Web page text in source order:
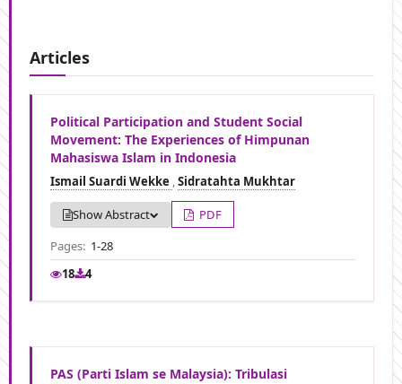
Articles
Political Participation and Student Social
Movement: The Experiences of Himpunan
Mahasiswa Islam in Indonesia
Ismail Suardi Wekke ,Sidratahta Mukhtar
Show Abstract
PDF
Pages: 1-28
18
4
PAS (Parti Islam se Malaysia): Tribulasi